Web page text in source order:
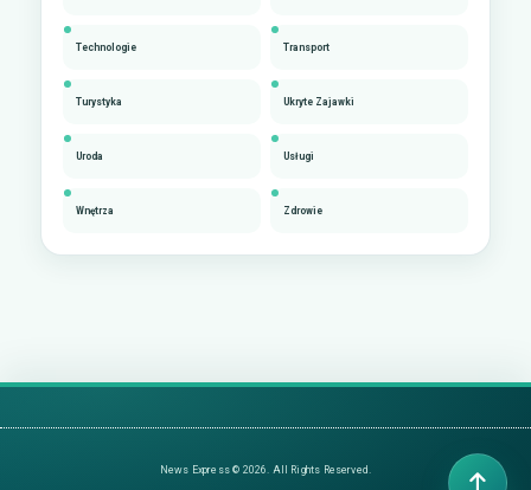
Technologie Transport
Turystyka Ukryte Zajawki
Uroda Usługi
Wnętrza Zdrowie
News Express © 2026. All Rights Reserved.